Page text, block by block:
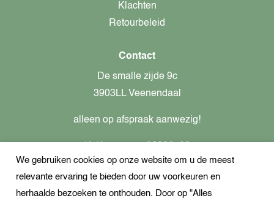
Klachten
Retourbeleid
Contact
De smalle zijde 9c
3903LL Veenendaal
alleen op afspraak aanwezig!
Btw-nummer: nl862437301B01
+31621944547
We gebruiken cookies op onze website om u de meest
relevante ervaring te bieden door uw voorkeuren en
herhaalde bezoeken te onthouden. Door op "Alles